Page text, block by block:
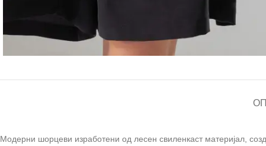
Модерни шорцеви изработени од лесен свиленкаст материјал,